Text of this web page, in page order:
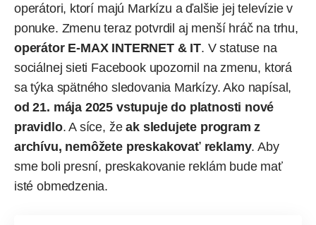
operátori, ktorí majú Markízu a ďalšie jej televízie v
ponuke. Zmenu teraz potvrdil aj menší hráč na trhu,
operátor E-MAX INTERNET & IT. V statuse na
sociálnej sieti Facebook upozornil na zmenu, ktorá
sa týka spätného sledovania Markízy. Ako napísal,
od 21. mája 2025 vstupuje do platnosti nové
pravidlo. A síce, žeak sledujete program z
archívu, nemôžete preskakovať reklamy. Aby
sme boli presní, preskakovanie reklám bude mať
isté obmedzenia.